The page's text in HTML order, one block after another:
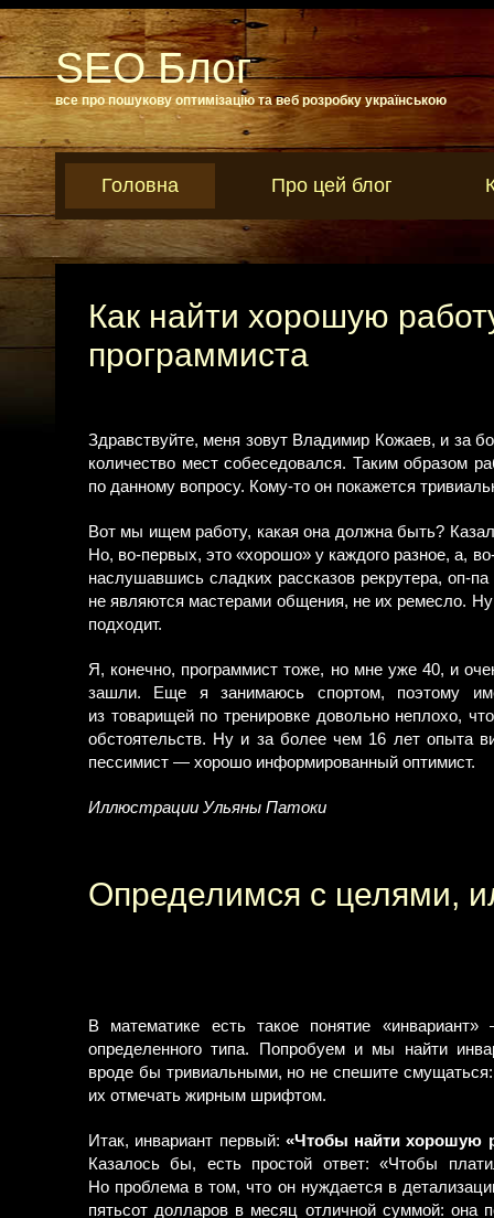
SEO Блог
все про пошукову оптимізацію та веб розробку українською
Головна Про цей блог
Как найти хорошую
программиста
Здравствуйте, меня зовут Владимир Кожаев, и за
количество мест собеседовался. Таким образом
по данному вопросу. Кому-то он покажется
Вот мы ищем работу, какая она должна быть?
Но, во-первых, это «хорошо» у каждого разное, а,
наслушавшись сладких рассказов рекрутера, оп-
не являются мастерами общения, не их ремесло.
подходит.
Я, конечно, программист тоже, но мне уже 40, и
зашли. Еще я занимаюсь спортом, поэтому
из товарищей по тренировке довольно неплохо,
обстоятельств. Ну и за более чем 16 лет опыта
пессимист — хорошо информированный оптимист.
Иллюстрации Ульяны Патоки
Определимся с целями,
В математике есть такое понятие
определенного типа. Попробуем и мы найти
вроде бы тривиальными, но не спешите
их отмечать жирным шрифтом.
Итак, инвариант первый: «Чтобы найти хорошую
Казалось бы, есть простой ответ: «Чтобы
Но проблема в том, что он нуждается в
пятьсот долларов в месяц отличной суммой: она